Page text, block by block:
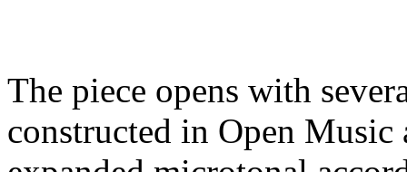
The piece opens with
constructed in Open Music